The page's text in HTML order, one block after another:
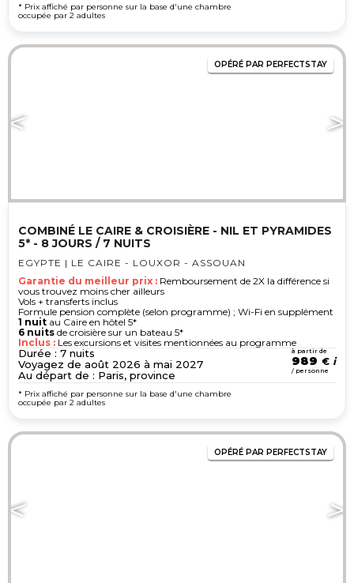
* Prix affiché par personne sur la base d'une chambre
occupée par 2 adultes
OPÉRÉ PAR PERFECTSTAY
COMBINÉ LE CAIRE & CROISIÈRE - NIL ET PYRAMIDES
5* - 8 JOURS / 7 NUITS
EGYPTE | LE CAIRE - LOUXOR - ASSOUAN
Garantie du meilleur prix : Remboursement de 2X la différence si
vous trouvez moins cher ailleurs
Vols + transferts inclus
Formule pension complète (selon programme) ; Wi-Fi en supplément
1 nuit au Caire en hôtel 5*
6 nuits de croisière sur un bateau 5*
Inclus : Les excursions et visites mentionnées au programme
Durée : 7 nuits
Voyagez de août 2026 à mai 2027
Au départ de : Paris, province
à partir de
989 €
/ personne
* Prix affiché par personne sur la base d'une chambre
occupée par 2 adultes
OPÉRÉ PAR PERFECTSTAY